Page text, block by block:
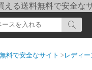
える送料無料で安全な
料で安全なサイト >レディ